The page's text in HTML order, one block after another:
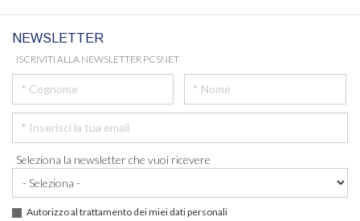
NEWSLETTER
ISCRIVITI ALLA NEWSLETTER PCSNET
Seleziona la newsletter che vuoi ricevere
Autorizzo al trattamento dei miei dati personali